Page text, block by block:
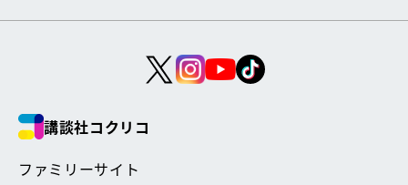
講談社コクリコ
ファミリーサイト